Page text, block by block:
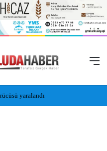
yaralandı